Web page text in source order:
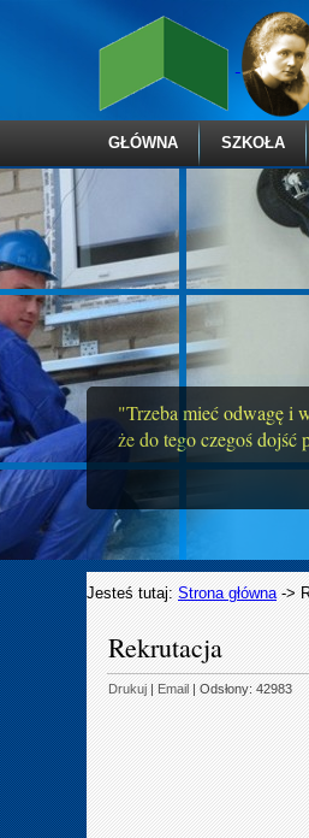
"Trzeba mieć odwagę i
że do tego czegoś dojść
GŁÓWNA SZKOŁA
Jesteś tutaj: Strona główna->
Rekrutacja
Drukuj | Email | Odsłony: 42983